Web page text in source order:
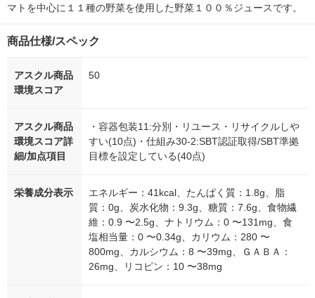
マトを中心に１１種の野菜を使用した野菜１００％ジュースです。
商品仕様/スペック
アスクル商品
環境スコア
50
アスクル商品
環境スコア詳
細/加点項目
・容器包装11:分別・リユース・リサイクルしや
すい(10点)・仕組み30-2:SBT認証取得/SBT準拠
目標を設定している(40点)
栄養成分表示
エネルギー：41kcal、たんぱく質：1.8g、脂
質：0g、炭水化物：9.3g、糖質：7.6g、食物繊
維：0.9 〜2.5g、ナトリウム：0 〜131mg、食
塩相当量：0 〜0.34g、カリウム：280 〜
800mg、カルシウム：8 〜39mg、ＧＡＢＡ：
26mg、リコピン：10 〜38mg